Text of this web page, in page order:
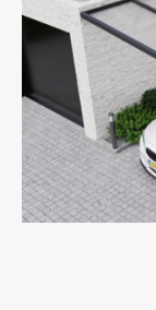
Montage
Betaalmethoden
Garantie
Veelgestelde